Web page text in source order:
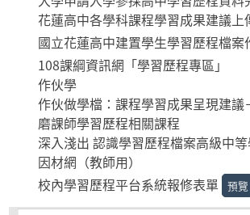
花蓮高中各學科課程學習成果建議上
國立花蓮高中建置學生學習歷程檔案
108課綱資訊網「學習歷程專區」
作伙學
作伙做學檔：課程學習成果呈現建議
磨課師學習歷程相關課程
深入淺出 認識學習歷程檔案高級中
因材網（教師用）
校內學習歷程平台系統報修表單
預覽